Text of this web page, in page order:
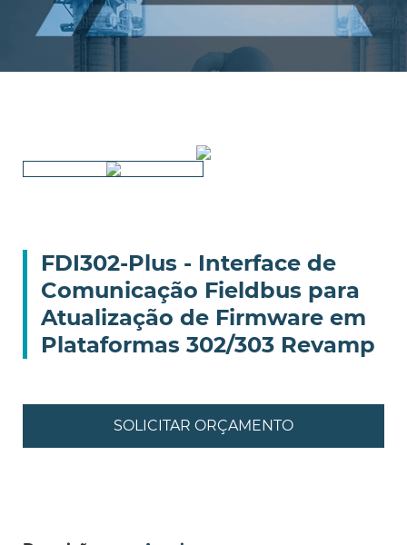
FDI302-Plus - Interface de
Comunicação Fieldbus para
Atualização de Firmware em
Plataformas 302/303 Revamp
SOLICITAR ORÇAMENTO